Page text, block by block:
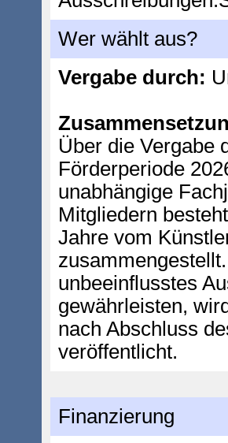
Wer wählt aus?
Vergabe durch:
Über die Vergabe
Förderperiode
unabhängige
Mitgliedern
Jahre vom
unbeeinflusstes
gewährleisten,
nach Abschluss
veröffentlicht.
Finanzierung